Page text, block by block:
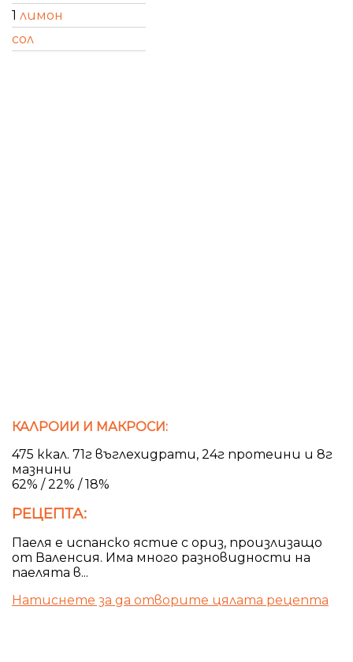
1 лимон
сол
КАЛРОИИ И МАКРОСИ:
475 ккал. 71г въглехидрати, 24г протеини и 8г
мазнини
62% / 22% / 18%
РЕЦЕПТА:
Паеля е испанско ястие с ориз, произлизащо
от Валенсия. Има много разновидности на
паелята в...
Натиснете за да отворите цялата рецепта